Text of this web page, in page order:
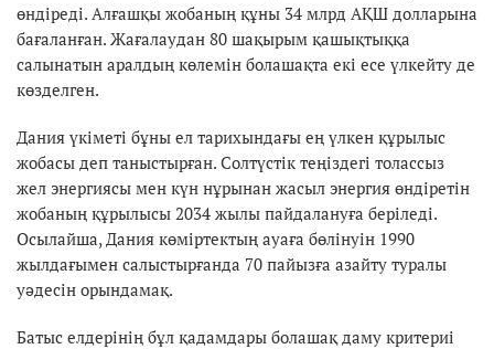
өндіреді. Алғашқы жобаның құны 34 млрд АҚШ долларына
бағаланған. Жағалаудан 80 шақырым қашықтыққа
салынатын аралдың көлемін болашақта екі есе үлкейту де
көзделген.
Дания үкіметі бұны ел тарихындағы ең үлкен құрылыс
жобасы деп таныстырған. Солтүстік теңіздегі толассыз
жел энергиясы мен күн нұрынан жасыл энергия өндіретін
жобаның құрылысы 2034 жылы пайдалануға беріледі.
Осылайша, Дания көміртектың ауаға бөлінуін 1990
жылдағымен салыстырғанда 70 пайызға азайту туралы
уәдесін орындамақ.
Батыс елдерінің бұл қадамдары болашақ даму критериі